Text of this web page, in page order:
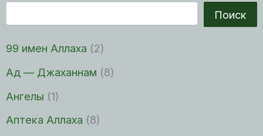
Поиск
99 имен Аллаха (2)
Ад — Джаханнам (8)
Ангелы (1)
Аптека Аллаха (8)